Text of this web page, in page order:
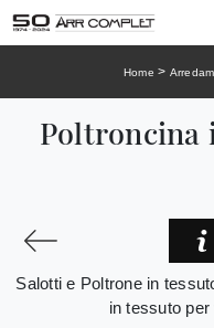
Home >
Poltroncina
Salotti e Poltrone in
in tessuto